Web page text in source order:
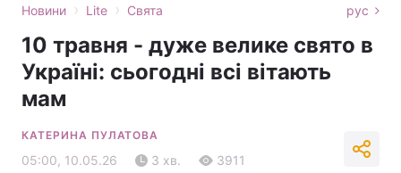
Новини › Lite › Свята рус
10 травня - дуже велике свято в
Україні: сьогодні всі вітають
мам
КАТЕРИНА ПУЛАТОВА
05:00, 10.05.26 3 хв. 3911